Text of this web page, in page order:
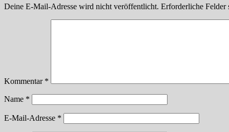
Deine E-Mail-Adresse wird nicht veröffentlicht. Erforderliche Felder
Kommentar *
Name *
E-Mail-Adresse *